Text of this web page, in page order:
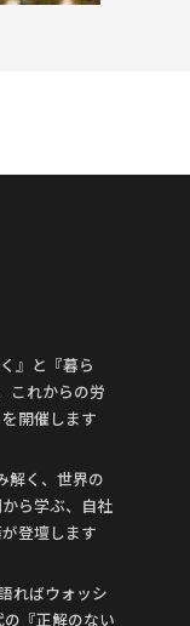
』と『暮ら
これからの労
開催します
解く、世界の
ら学ぶ、自社
登壇します
ればウォッシ
の『正解のない